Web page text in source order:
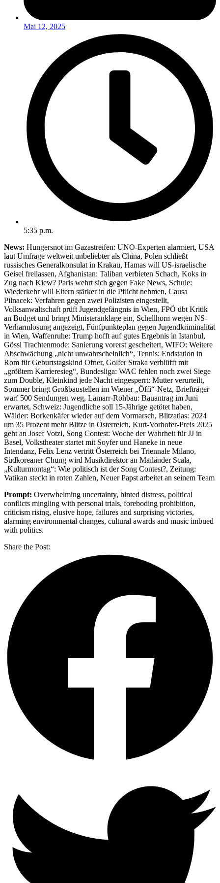
Mai 12, 2025
5:35 p.m.
News: Hungersnot im Gazastreifen: UNO-Experten alarmiert, USA
laut Umfrage weltweit unbeliebter als China, Polen schließt
russisches Generalkonsulat in Krakau, Hamas will US-israelische
Geisel freilassen, Afghanistan: Taliban verbieten Schach, Koks in
Zug nach Kiew? Paris wehrt sich gegen Fake News, Schule:
Wiederkehr will Eltern stärker in die Pflicht nehmen, Causa
Pilnacek: Verfahren gegen zwei Polizisten eingestellt,
Volksanwaltschaft prüft Jugendgefängnis in Wien, FPÖ übt Kritik
an Budget und bringt Ministeranklage ein, Schellhorn wegen NS-
Verharmlosung angezeigt, Fünfpunkteplan gegen Jugendkriminalität
in Wien, Waffenruhe: Trump hofft auf gutes Ergebnis in Istanbul,
Gössl Trachtenmode: Sanierung vorerst gescheitert, WIFO: Weitere
Abschwächung „nicht unwahrscheinlich“, Tennis: Endstation in
Rom für Geburtstagskind Ofner, Golfer Straka verblüfft mit
„größtem Karrieresieg“, Bundesliga: WAC fehlen noch zwei Siege
zum Double, Kleinkind jede Nacht eingesperrt: Mutter verurteilt,
Sommer bringt Großbaustellen im Wiener „Öffi“-Netz, Briefträger
warf 500 Sendungen weg, Lamarr-Rohbau: Bauantrag im Juni
erwartet, Schweiz: Jugendliche soll 15-Jährige getötet haben,
Wälder: Borkenkäfer wieder auf dem Vormarsch, Blitzatlas: 2024
um 35 Prozent mehr Blitze in Österreich, Kurt-Vorhofer-Preis 2025
geht an Josef Votzi, Song Contest: Woche der Wahrheit für JJ in
Basel, Volkstheater startet mit Soyfer und Haneke in neue
Intendanz, Felix Lenz vertritt Österreich bei Triennale Milano,
Südkoreaner Chung wird Musikdirektor an Mailänder Scala,
„Kulturmontag“: Wie politisch ist der Song Contest?, Zeitung:
Vatikan steckt in roten Zahlen, Neuer Papst arbeitet an seinem Team
Prompt: Overwhelming uncertainty, hinted distress, political
conflicts mingling with personal trials, foreboding prohibition,
criticism rising, elusive hope, failures and surprising victories,
alarming environmental changes, cultural awards and music imbued
with politics.
Share the Post: